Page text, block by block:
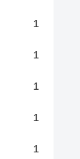
1
1
1
1
1